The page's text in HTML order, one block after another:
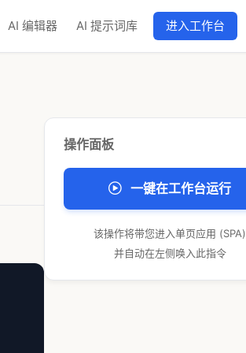
AI 编辑器 AI 提示词库 进入工作台
操作面板
一键在工作台运行
该操作将带您进入单页应用 (SPA)
并自动在左侧唤入此指令